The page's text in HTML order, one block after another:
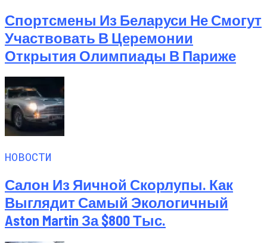
Спортсмены Из Беларуси Не Смогут
Участвовать В Церемонии
Открытия Олимпиады В Париже
НОВОСТИ
Салон Из Яичной Скорлупы. Как
Выглядит Самый Экологичный
Aston Martin За $800 Тыс.